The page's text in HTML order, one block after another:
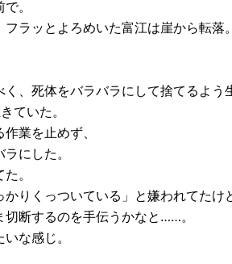
。
ラッとよろめいた富江は崖から転落。
、死体をバラバラにして捨てるよう
ていた。
業を止めず、
にした。
。
りくっついている」と嫌われてたけ
断するのを手伝うかなと……。
な感じ。